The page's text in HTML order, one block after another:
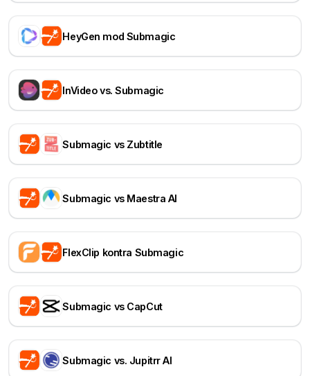
HeyGen mod Submagic
InVideo vs. Submagic
Submagic vs Zubtitle
Submagic vs Maestra AI
FlexClip kontra Submagic
Submagic vs CapCut
Submagic vs. Jupitrr AI